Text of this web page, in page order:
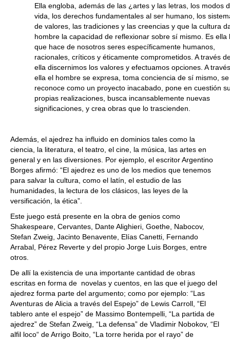
Ella engloba, además de las ¿artes y las letras, los modos
vida, los derechos fundamentales al ser humano, los
de valores, las tradiciones y las creencias y que la cultura
hombre la capacidad de reflexionar sobre sí mismo. Es ella
que hace de nosotros seres específicamente humanos,
racionales, críticos y éticamente comprometidos. A través
ella discernimos los valores y efectuamos opciones. A
ella el hombre se expresa, toma conciencia de sí mismo, se
reconoce como un proyecto inacabado, pone en cuestión
propias realizaciones, busca incansablemente nuevas
significaciones, y crea obras que lo trascienden.
Además, el ajedrez ha influido en dominios tales como la
ciencia, la literatura, el teatro, el cine, la música, las artes en
general y en las diversiones. Por ejemplo, el escritor Argentino
Borges afirmó: “El ajedrez es uno de los medios que tenemos
para salvar la cultura, como el latín, el estudio de las
humanidades, la lectura de los clásicos, las leyes de la
versificación, la ética”.
Este juego está presente en la obra de genios como
Shakespeare, Cervantes, Dante Alighieri, Goethe, Nabocov,
Stefan Zweig, Jacinto Benavente, Elías Canetti, Fernando
Arrabal, Pérez Reverte y del propio Jorge Luis Borges, entre
otros.
De allí la existencia de una importante cantidad de obras
escritas en forma de novelas y cuentos, en las que el juego del
ajedrez forma parte del argumento; como por ejemplo: “Las
Aventuras de Alicia a través del Espejo” de Lewis Carroll, “El
tablero ante el espejo” de Massimo Bontempelli, “La partida de
ajedrez” de Stefan Zweig, “La defensa” de Vladimir Nobokov, “El
alfil loco“ de Arrigo Boito, “La torre herida por el rayo” de